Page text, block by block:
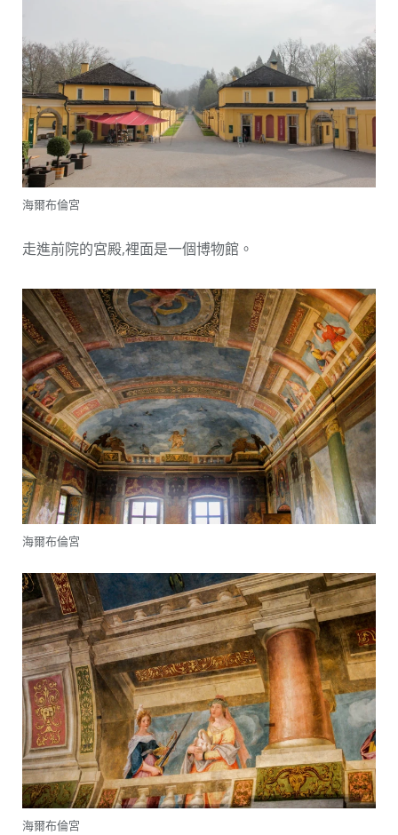
海爾布倫宮
走進前院的宮殿,裡面是一個博物館。
海爾布倫宮
海爾布倫宮